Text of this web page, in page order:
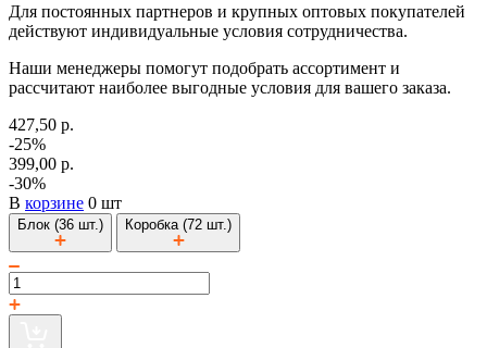
Для постоянных партнеров и крупных оптовых покупателей
действуют индивидуальные условия сотрудничества.
Наши менеджеры помогут подобрать ассортимент и
рассчитают наиболее выгодные условия для вашего заказа.
427,50 р.
-25%
399,00 р.
-30%
В корзине 0 шт
Блок (36 шт.) Коробка (72 шт.)